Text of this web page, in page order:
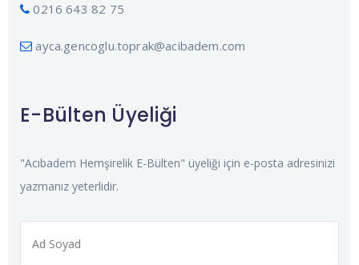
0216 643 82 75
ayca.gencoglu.toprak@acibadem.com
E-Bülten Üyeliği
"Acıbadem Hemşirelik E-Bülten" üyeliği için e-posta adresinizi
yazmanız yeterlidir.